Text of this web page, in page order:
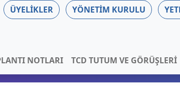
ÜYELIKLER YÖNETIM KURULU
NOTLARI TCD TUTUM VE GÖRÜŞLERI